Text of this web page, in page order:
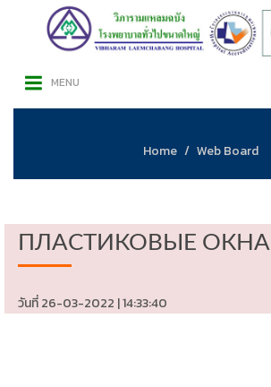
MENU
Home Web Board
ПЛАСТИКОВЫЕ ОКНА
วันที่ 26-03-2022 | 14:33:40